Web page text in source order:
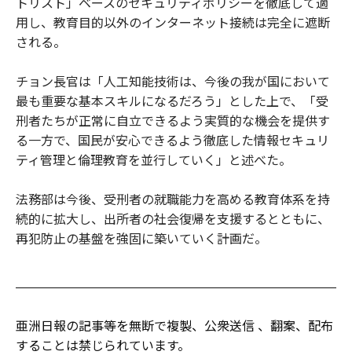
用し、教育目的以外のインターネット接続は完全に遮断
される。
チョン長官は「人工知能技術は、今後の我が国において
最も重要な基本スキルになるだろう」とした上で、「受
刑者たちが正常に自立できるよう実質的な機会を提供す
る一方で、国民が安心できるよう徹底した情報セキュリ
ティ管理と倫理教育を並行していく」と述べた。
法務部は今後、受刑者の就職能力を高める教育体系を持
続的に拡大し、出所者の社会復帰を支援するとともに、
再犯防止の基盤を強固に築いていく計画だ。
亜洲日報の記事等を無断で複製、公衆送信 、翻案、配布
することは禁じられています。